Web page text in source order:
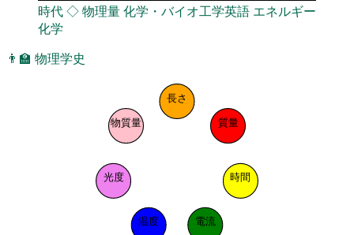
時代◇物理量化学・バイオ工学英語 エネルギー
化学
👨‍🏫 物理学史
長さ
質量
時間
電流
温度
光度
物質量